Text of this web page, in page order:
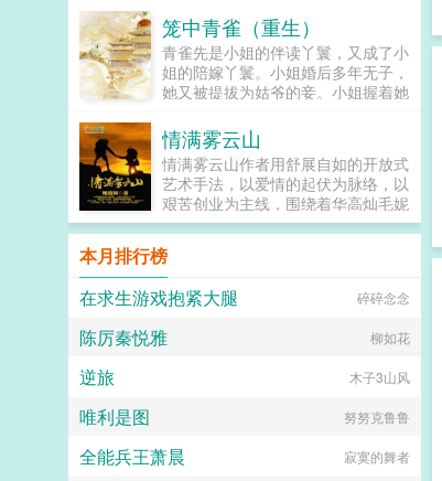
冠霞帔，金银珠玉贯满箱，另有玺印
一枚，权作信礼。儿臣秦诏笑的璀
璨，忽又改了口，朕，是来迎娶您回
家的。前期日常卖惨求宠博取父王怜
爱的质子攻x每天外冷内热宠溺带娃
高冷美强囚凤帝王受食用注意■时代
架春秋平行时期，称呼及势力地图有
私设。双方无任何亲缘关系，质子到
他国后，称国君为父王。■端水互宠
相爱相杀年龄差7岁年下强强身心
（作者广告位3啵啵）■古耽戎马踏
秋棠心狠手辣权臣攻x老谋深算谋士
受权臣技能之伺候娇生惯养的公子哥
卫攻x狠戾变态王爷受被王爷一个巴
骚大将军x骄扬富贵小少爷被老婆倒
东幻众神审判日疯批大佬x高冷之花
遇到一个顶级疯批罪犯。想杀我？试
声了！！第二本读者B狗塑适可而
止，就算你重复强调五百次他是可爱
狗狗，但我只看到了一只舔狗，还是
不会汪汪叫的那种。还是读者B起猛
里能领养，阿祖！我也要养阿祖！！
第三本读者C作者生活这么不如意，
一定要搞这么五毒俱全的角色？写不
出来东西找个班上吧。还是读者
CMD，祖神，我可真该死啊！第四
本第五本第六本楚祖怎么样，虽然演
的一般，但我改得还行吧？系统你知
道什么叫边缘角色吗？人气大爆角色
算什么边缘角色啊！！！TIPS12100
存稿箱吐章节，偶尔抽空改错字2警
惕祖哥感情牌，他是个狠人3wb短不
拉揪，随机掉落祖哥CG4论坛都会标
简单尝试各种题材的产物，专栏预收
富交换。说白了就是他的钱进了她账
户，她的钱进了他账户还转！不！
回！去！好消息对方是陆洺执，陆氏
集团太子爷，多金，年轻，人还帅。
坏消息这人脾气差，控制欲强，还打
笼中青雀（重生）
青雀先是小姐的伴读丫鬟，又成了小
姐的陪嫁丫鬟。小姐婚后多年无子，
她又被提拔为姑爷的妾。小姐握着她
就是我的孩子，我必不会亏待了你。
青雀信了。她先后生下一女一儿，都
养在小姐膝下。姑爷步步高升，先做
尚书，又做丞相，她的一双儿女日渐
长大，女儿如花貌美，儿子才学过
人，人人都说，她的好日子要来了。
可女儿被送去和番儿子被打断双腿的
冬天，她也以嫉妒盗窃两重罪名，死
在一个寒冷的夜。青雀死不瞑目。她
想问一问她的小姐，她从小相伴，一
起长大的小姐分明情分承诺历历在
目，为什么这样待她？为什么这样待
她的孩子们？重来一回，她已经是姑
爷的侍妾，肚里才怀上女儿。上一世
醉眼看她目不转睛的楚王，此生依旧
紧盯着她。摸着还未隆起的小腹，她
抛却礼义廉耻，上了楚王的榻。...
情满雾云山
情满雾云山作者用舒展自如的开放式
艺术手法，以爱情的起伏为脉络，以
艰苦创业为主线，围绕着华高灿毛妮
妮的爱情故事，勾划了林瑛甘雯丽关
文彬梁仕达丁...
本月排行榜
在求生游戏抱紧大腿
碎碎念念
陈厉秦悦雅 柳如花
逆旅 木子3山风
唯利是图 努努克鲁鲁
全能兵王萧晨 寂寞的舞者